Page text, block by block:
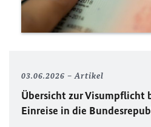
03.06.2026 Artikel
Übersicht zur Visumpflicht
Einreise in die